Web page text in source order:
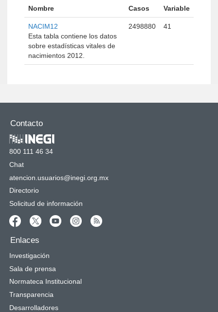
Nombre Casos Variable
NACIM12
Esta tabla contiene los datos
sobre estadísticas vitales de
nacimientos 2012.
2498880 41
Contacto
800 111 46 34
Chat
atencion.usuarios@inegi.org.mx
Directorio
Solicitud de información
Enlaces
Investigación
Sala de prensa
Normateca Institucional
Transparencia
Desarrolladores